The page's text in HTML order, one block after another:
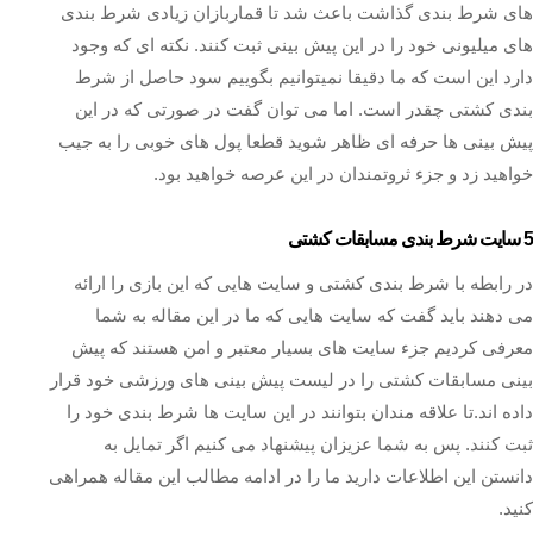
های شرط بندی گذاشت باعث شد تا قماربازان زیادی شرط بندی
های میلیونی خود را در این پیش بینی ثبت کنند. نکته ای که وجود
دارد این است که ما دقیقا نمیتوانیم بگوییم سود حاصل از شرط
بندی کشتی چقدر است. اما می توان گفت در صورتی که در این
پیش بینی ها حرفه ای ظاهر شوید قطعا پول های خوبی را به جیب
خواهید زد و جزء ثروتمندان در این عرصه خواهید بود.
5 سایت شرط بندی مسابقات کشتی
در رابطه با شرط بندی کشتی و سایت هایی که این بازی را ارائه
می دهند باید گفت که سایت هایی که ما در این مقاله به شما
معرفی کردیم جزء سایت های بسیار معتبر و امن هستند که پیش
بینی مسابقات کشتی را در لیست پیش بینی های ورزشی خود قرار
داده اند.تا علاقه مندان بتوانند در این سایت ها شرط بندی خود را
ثبت کنند. پس به شما عزیزان پیشنهاد می کنیم اگر تمایل به
دانستن این اطلاعات دارید ما را در ادامه مطالب این مقاله همراهی
کنید.